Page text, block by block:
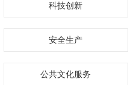
科技创新
安全生产
公共文化服务